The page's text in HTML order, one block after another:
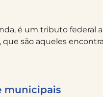
é um tributo federal
são aqueles
municipais